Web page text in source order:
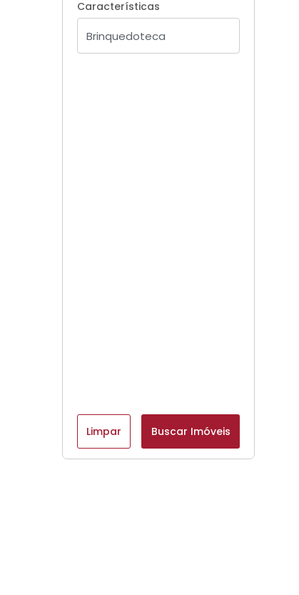
Características
Limpar Buscar Imóveis